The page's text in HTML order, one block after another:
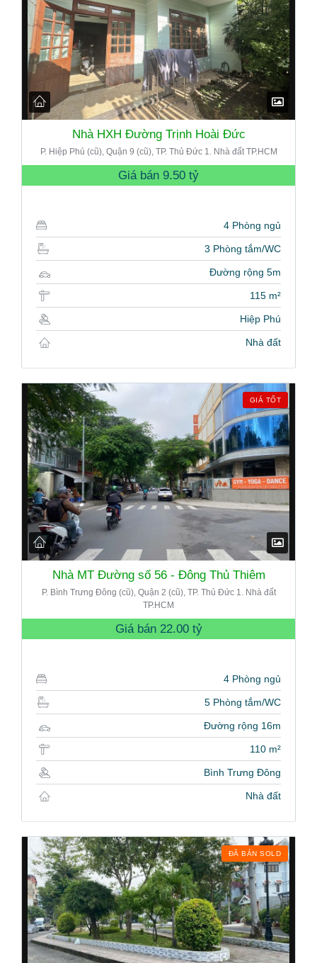
Nhà HXH Đường Trịnh Hoài Đức
P. Hiệp Phú (cũ), Quận 9 (cũ), TP. Thủ Đức 1. Nhà đất TP.HCM
Giá bán 9.50 tỷ
4 Phòng ngủ
3 Phòng tắm/WC
Đường rộng 5m
115 m²
Hiệp Phú
Nhà đất
GIÁ TỐT
Nhà MT Đường số 56 - Đông Thủ Thiêm
P. Bình Trưng Đông (cũ), Quận 2 (cũ), TP. Thủ Đức 1. Nhà đất
TP.HCM
Giá bán 22.00 tỷ
4 Phòng ngủ
5 Phòng tắm/WC
Đường rộng 16m
110 m²
Bình Trưng Đông
Nhà đất
ĐÃ BÁN SOLD